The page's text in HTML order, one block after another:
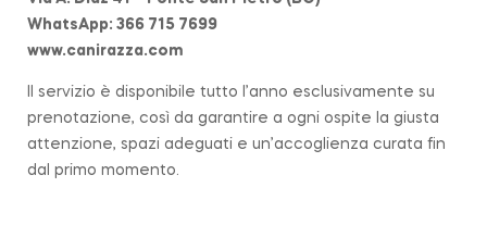
WhatsApp: 366 715 7699
www.canirazza.com
Il servizio è disponibile tutto l’anno esclusivamente su
prenotazione, così da garantire a ogni ospite la giusta
attenzione, spazi adeguati e un’accoglienza curata fin
dal primo momento.